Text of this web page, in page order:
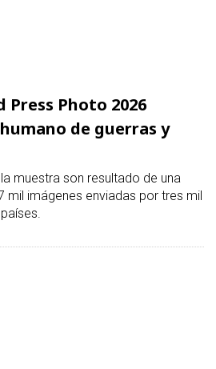
Press Photo 2026
de guerras y
muestra son resultado de una
mil imágenes enviadas por tres mil